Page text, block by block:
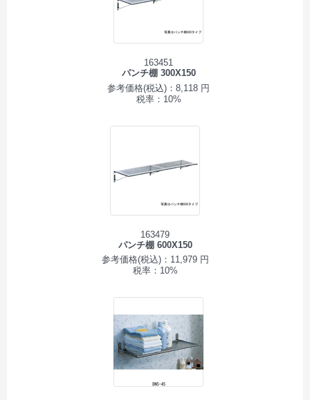
163451
パンチ棚 300X150
参考価格(税込)：8,118 円
税率：10%
163479
パンチ棚 600X150
参考価格(税込)：11,979 円
税率：10%